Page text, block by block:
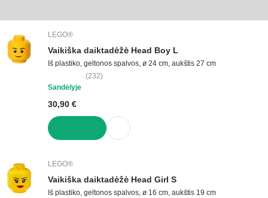
LEGO®
Vaikiška daiktadėžė Head Boy L
Iš plastiko, geltonos spalvos, ø 24 cm, aukštis 27 cm
(232)
Sandėlyje
30,90 €
LEGO®
Vaikiška daiktadėžė Head Girl S
Iš plastiko, geltonos spalvos, ø 16 cm, aukštis 19 cm